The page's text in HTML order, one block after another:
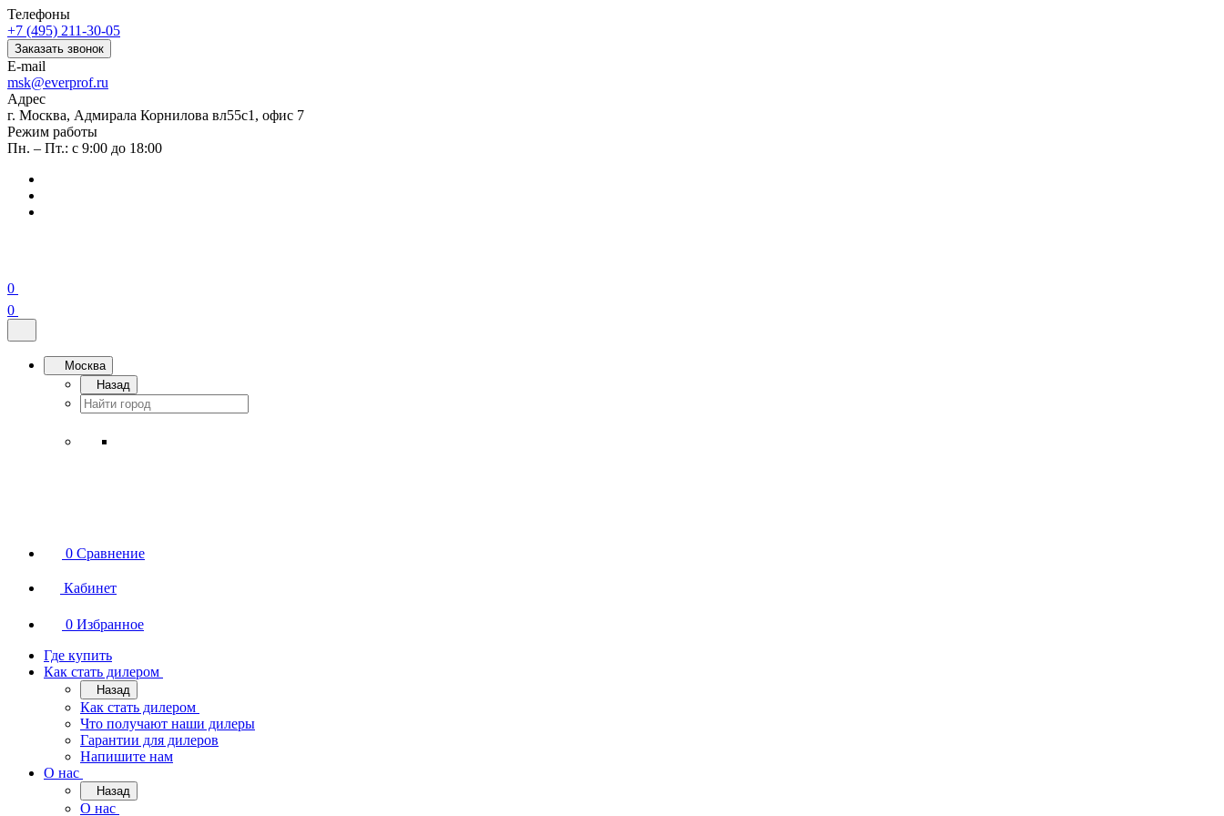
Телефоны
+7 (495) 211-30-05
Заказать звонок
E-mail
msk@everprof.ru
Адрес
г. Москва, Адмирала Корнилова вл55с1, офис 7
Режим работы
Пн. – Пт.: с 9:00 до 18:00
0
0
Москва
Назад
0 Сравнение
Кабинет
0 Избранное
Где купить
Как стать дилером
Назад
Как стать дилером
Что получают наши дилеры
Гарантии для дилеров
Напишите нам
О нас
Назад
О нас